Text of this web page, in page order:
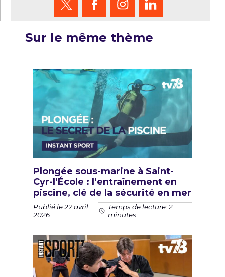
Sur le même thème
Plongée sous-marine à Saint-
Cyr-l’École : l’entraînement en
piscine, clé de la sécurité en mer
Publié le 27 avril
2026
Temps de lecture: 2
minutes